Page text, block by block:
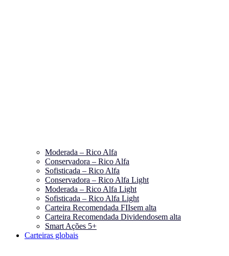
Moderada – Rico Alfa
Conservadora – Rico Alfa
Sofisticada – Rico Alfa
Conservadora – Rico Alfa Light
Moderada – Rico Alfa Light
Sofisticada – Rico Alfa Light
Carteira Recomendada FIIsem alta
Carteira Recomendada Dividendosem alta
Smart Ações 5+
Carteiras globais